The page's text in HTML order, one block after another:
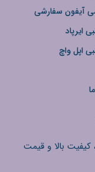
آیفون سفارشی
ایرپاد
اپل واچ
کیفیت بالا و قیمت